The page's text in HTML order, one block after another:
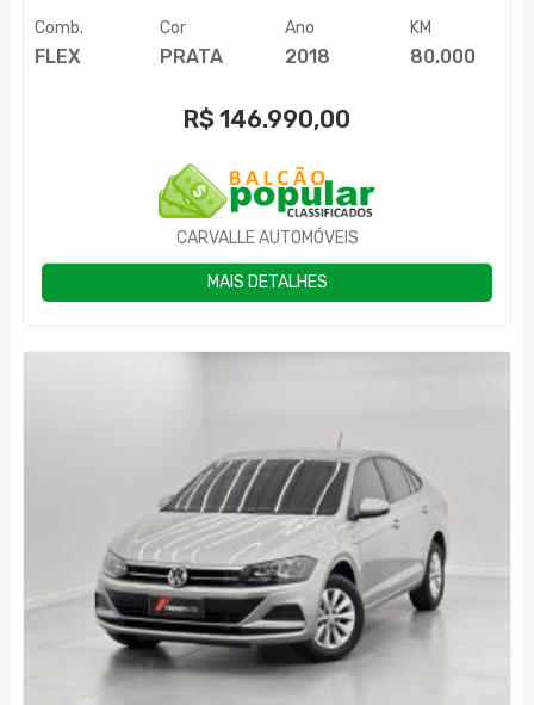
Comb.
FLEX
Cor
PRATA
Ano
2018
KM
80.000
R$ 146.990,00
CARVALLE AUTOMÓVEIS
MAIS DETALHES